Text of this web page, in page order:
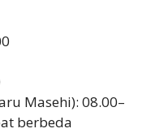
Masehi): 08.00–
berbeda